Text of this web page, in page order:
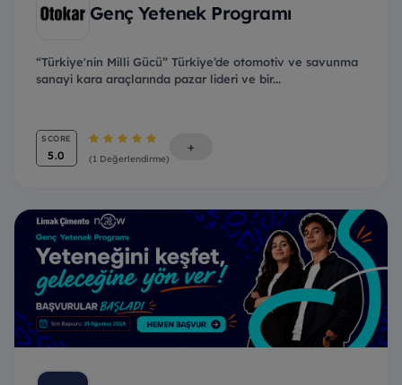
Genç Yetenek Programı
“Türkiye'nin Milli Gücü” Türkiye’de otomotiv ve savunma
sanayi kara araçlarında pazar lideri ve bir...
SCORE
5.0 (1 Değerlendirme)
+